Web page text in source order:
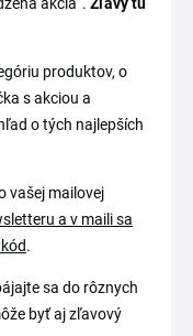
produktov, o
s akciou a
o tých najlepších
vašej mailovej
a v maili sa
.
sa do rôznych
byť aj zľavový